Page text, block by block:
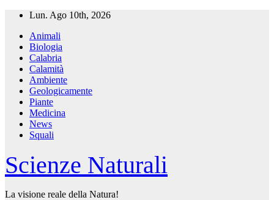
Salta
contenuto
Lun. Ago 10th, 2026
Animali
Biologia
Calabria
Calamità
Ambiente
Geologicamente
Piante
Medicina
News
Squali
Scienze Naturali
La visione reale della Natura!